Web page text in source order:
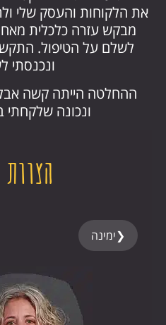
את הלקוחות והעסק שלי
מבקש עזרה כלכלית
לשלם על הטיפול.
ונכנסתי
ההחלטה הייתה קשה
ונכונה
❮ימינה